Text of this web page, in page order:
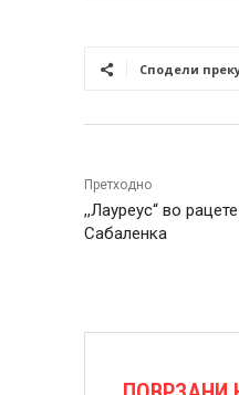
Сподели
Претходно
,,Лауреус“ во
Сабаленка